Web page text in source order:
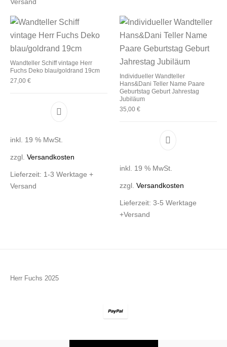
Wandteller Schiff vintage Herr
Fuchs Deko blau/goldrand 19cm
27,00€
inkl. 19 % MwSt.
zzgl.Versandkosten
Lieferzeit: 1-3 Werktage +
Versand
Individueller Wandteller
Hans&Dani Teller Name Paare
Geburtstag Geburt Jahrestag
Jubiläum
35,00 €
inkl. 19 % MwSt.
zzgl. Versandkosten
Lieferzeit: 3-5 Werktage
+Versand
Herr Fuchs 2025